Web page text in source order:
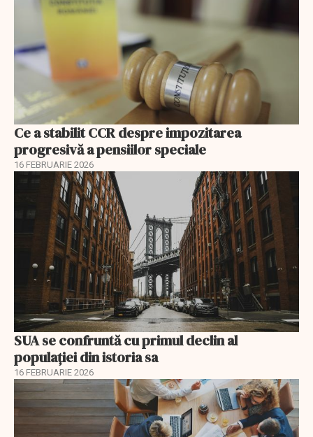
Ce a stabilit CCR despre impozitarea
progresivă a pensiilor speciale
16 FEBRUARIE 2026
SUA se confruntă cu primul declin al
populației din istoria sa
16 FEBRUARIE 2026